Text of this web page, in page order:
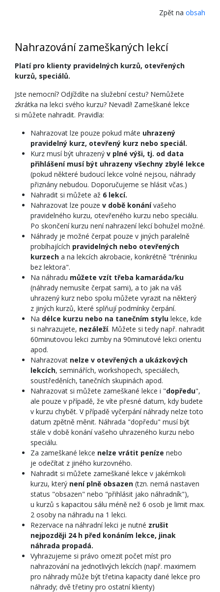
Zpět na obsah
Nahrazování zameškaných lekcí
Platí pro klienty pravidelných kurzů, otevřených
kurzů, speciálů.
Jste nemocní? Odjíždíte na služební cestu? Nemůžete
zkrátka na lekci svého kurzu? Nevadí! Zameškané lekce
si můžete nahradit. Pravidla:
Nahrazovat lze pouze pokud máte uhrazený
pravidelný kurz, otevřený kurz nebo speciál.
Kurz musí být uhrazený v plné výši, tj. od data
přihlášení musí být uhrazeny všechny zbylé lekce
(pokud některé budoucí lekce volné nejsou, náhrady
přiznány nebudou. Doporučujeme se hlásit včas.)
Nahradit si můžete až 6 lekcí.
Nahrazovat lze pouze v době konánívašeho
pravidelného kurzu, otevřeného kurzu nebo speciálu.
Po skončení kurzu není nahrazení lekcí bohužel možné.
Náhrady je možné čerpat pouze v jiných paralelně
probíhajících pravidelných nebo otevřených
kurzech a na lekcích akrobacie, konkrétně "tréninku
bez lektora".
Na náhradu můžete vzít třeba kamaráda/ku
(náhrady nemusíte čerpat sami), a to jak na váš
uhrazený kurz nebo spolu můžete vyrazit na některý
z jiných kurzů, které splňují podmínky čerpání.
Na délce kurzu nebo na tanečním stylu lekce, kde
si nahrazujete, nezáleží. Můžete si tedy např. nahradit
60minutovou lekci zumby na 90minutové lekci orientu
apod.
Nahrazovat nelze v otevřených a ukázkových
lekcích, seminářích, workshopech, speciálech,
soustředěních, tanečních skupinách apod.
Nahrazovat si můžete zameškané lekce i "dopředu",
ale pouze v případě, že víte přesné datum, kdy budete
v kurzu chybět. V případě vyčerpání náhrady nelze toto
datum zpětně měnit. Náhrada "dopředu" musí být
stále v době konání vašeho uhrazeného kurzu nebo
speciálu.
Za zameškané lekce nelze vrátit peníze nebo
je odečítat z jiného kurzovného.
Nahradit si můžete zameškané lekce v jakémkoli
kurzu, který není plně obsazen (tzn. nemá nastaven
status "obsazen" nebo "přihlásit jako náhradník"),
u kurzů s kapacitou sálu méně než 6 osob je limit max.
2 osoby na náhradu na 1 lekci.
Rezervace na náhradní lekci je nutné zrušit
nejpozději 24 h před konáním lekce, jinak
náhrada propadá.
Vyhrazujeme si právo omezit počet míst pro
nahrazování na jednotlivých lekcích (např. maximem
pro náhrady může být třetina kapacity dané lekce pro
náhrady; dvě třetiny pro ostatní klienty)